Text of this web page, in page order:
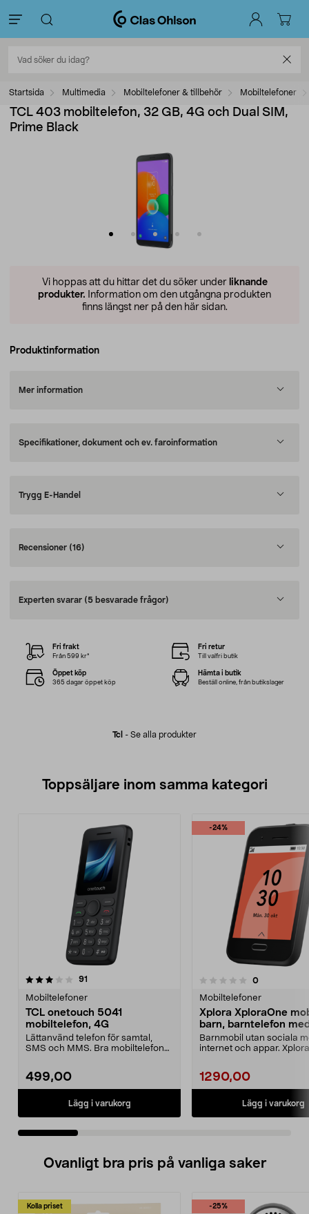
Startsida Multimedia Mobiltelefoner & tillbehör Mobiltelefoner
TCL 403 mobiltelefon, 32 GB, 4G och Dual SIM,
Prime Black
Vi hoppas att du hittar det du söker under liknande
produkter. Information om den utgångna produkten
finns längst ner på den här sidan.
Produktinformation
Mer information
Specifikationer, dokument och ev. faroinformation
Trygg E-Handel
Recensioner (16)
Experten svarar (5 besvarade frågor)
Tcl - Se alla produkter
Fri frakt
Från 599 kr*
Fri retur
Till valfri butik
Öppet köp
365 dagar öppet köp
Hämta i butik
Beställ online, från butikslager
Toppsäljare inom samma kategori
91
Mobiltelefoner
TCL onetouch 5041
mobiltelefon, 4G
Lättanvänd telefon för samtal,
SMS och MMS. Bra mobiltelefon
499,00
Lägg i varukorg
-24%
0.0 av 5 stjärnor 0recensioner
Mobiltelefoner
Xplora XploraOne
barn, barntelefon
Barnmobil utan sociala
internet och appar. Xplora
1290,00
Lägg i varukorg
4.0 av 5 stjärnor
Ovanligt bra pris på vanliga saker
Kolla priset -25%